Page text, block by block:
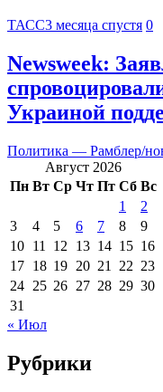
ТАСС3 месяца спустя 0
Newsweek:
Украиной
Политика — Рамблер/
Август 2026
Пн Вт Ср Чт Пт Сб Вс
1
2
3
4 5 6 7 8
9
10 11 12 13 14 15 16
17 18 19 20 21 22 23
24 25 26 27 28 29 30
31
« Июл
Рубрики